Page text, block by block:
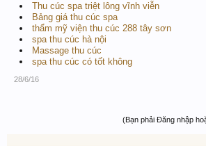
Thu cúc spa triệt lông vĩnh viễn
Bảng giá thu cúc spa
thẩm mỹ viện thu cúc 288 tây sơn
spa thu cúc hà nội
Massage thu cúc
spa thu cúc có tốt không
28/6/16
(Bạn phải Đăng nhập